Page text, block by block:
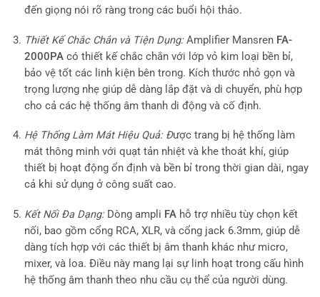
đến giọng nói rõ ràng trong các buổi hội thảo.
Thiết Kế Chắc Chắn và Tiện Dụng:Amplifier Mansren FA-
2000PAcó thiết kế chắc chắn với lớp vỏ kim loại bền bỉ,
bảo vệ tốt các linh kiện bên trong. Kích thước nhỏ gọn và
trọng lượng nhẹ giúp dễ dàng lắp đặt và di chuyển, phù hợp
cho cả các hệ thống âm thanh di động và cố định.
Hệ Thống Làm Mát Hiệu Quả: Được trang bị hệ thống làm
mát thông minh với quạt tản nhiệt và khe thoát khí, giúp
thiết bị hoạt động ổn định và bền bỉ trong thời gian dài, ngay
cả khi sử dụng ở công suất cao.
Kết Nối Đa Dạng: Dòng ampli FAhỗ trợ nhiều tùy chọn kết
nối, bao gồm cổng RCA, XLR, và cổng jack 6.3mm, giúp dễ
dàng tích hợp với các thiết bị âm thanh khác như micro,
mixer, và loa. Điều này mang lại sự linh hoạt trong cấu hình
hệ thống âm thanh theo nhu cầu cụ thể của người dùng.